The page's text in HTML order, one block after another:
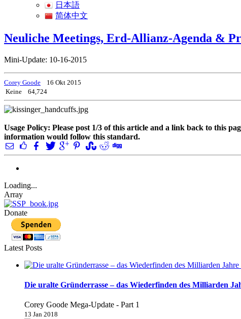
日本語
简体中文
Neuliche Meetings, Erd-Allianz-Agenda &
Mini-Update: 10-16-2015
Corey Goode
16 Okt 2015
Keine
64,724
Usage Policy: Please post 1/3 of this article and a link back to this
information would follow this standard.
Loading...
Array
Donate
Latest Posts
Die uralte Gründerrasse – das Wiederfinden des Milliarden
Corey Goode Mega-Update - Part 1
13 Jan 2018